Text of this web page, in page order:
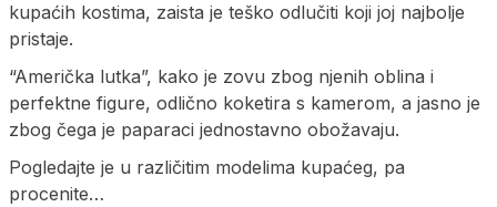
kupaćih kostima, zaista je teško odlučiti koji joj najbolje
pristaje.
“Američka lutka”, kako je zovu zbog njenih oblina i
perfektne figure, odlično koketira s kamerom, a jasno je
zbog čega je paparaci jednostavno obožavaju.
Pogledajte je u različitim modelima kupaćeg, pa
procenite…